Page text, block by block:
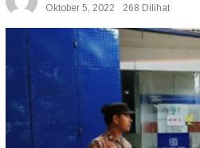
Oktober 5, 2022
268 Dilihat